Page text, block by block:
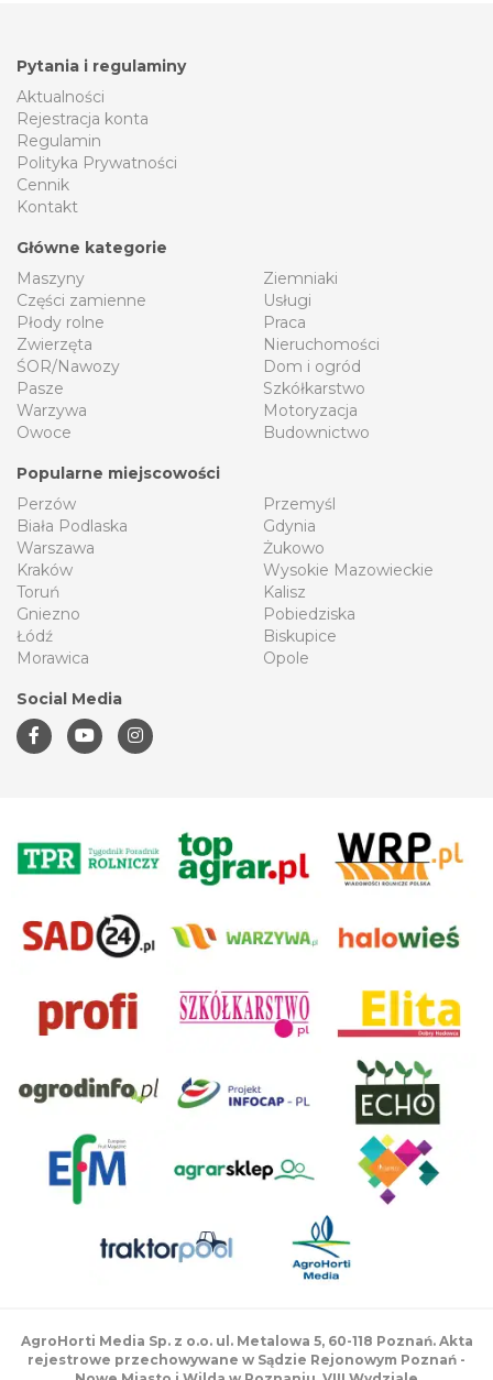
Pytania i regulaminy
Aktualności
Rejestracja konta
Regulamin
Polityka Prywatności
Cennik
Kontakt
Główne kategorie
Maszyny
Części zamienne
Płody rolne
Zwierzęta
ŚOR/Nawozy
Pasze
Warzywa
Owoce
Ziemniaki
Usługi
Praca
Nieruchomości
Dom i ogród
Szkółkarstwo
Motoryzacja
Budownictwo
Popularne miejscowości
Perzów
Biała Podlaska
Warszawa
Kraków
Toruń
Gniezno
Łódź
Morawica
Przemyśl
Gdynia
Żukowo
Wysokie Mazowieckie
Kalisz
Pobiedziska
Biskupice
Opole
Social Media
AgroHorti Media Sp. z o.o. ul. Metalowa 5, 60-118 Poznań. Akta
rejestrowe przechowywane w Sądzie Rejonowym Poznań -